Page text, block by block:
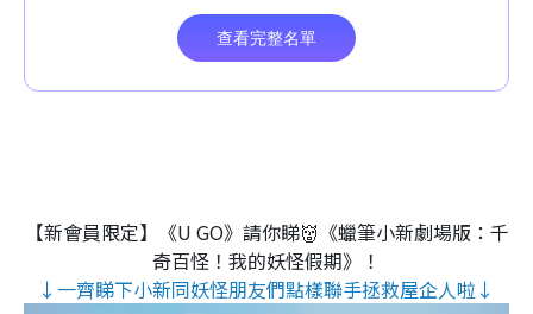
【新會員限定】《U GO》請你睇👹《蠟筆小新劇場版：千
奇百怪！我的妖怪假期》！
↓一齊睇下小新同妖怪朋友們點樣聯手拯救屋企人啦↓